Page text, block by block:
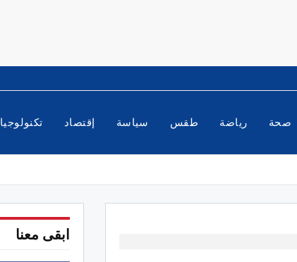
صحة رياضة طقس سياسة إقتصاد تكنولوجيا
ابقى معنا